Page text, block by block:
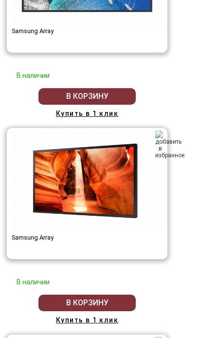
Samsung Array
В наличии
В КОРЗИНУ
Купить в 1 клик
Samsung Array
В наличии
В КОРЗИНУ
Купить в 1 клик